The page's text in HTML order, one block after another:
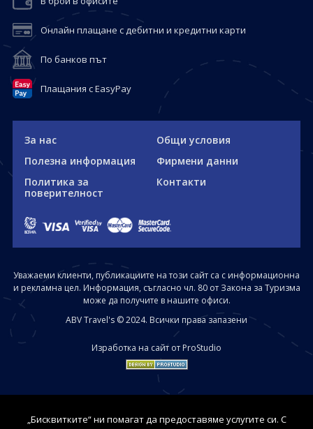
Онлайн плащане с дебитни и кредитни карти
По банков път
Плащания с EasyPay
За нас
Общи условия
Полезна информация
Фирмени данни
Политика за
поверителност
Контакти
Уважаеми клиенти, публикациите на този сайт са с информационна
и рекламна цел. Информация, съгласно чл. 80 от Закона за Туризма
може да получите в нашите офиси.
ABV Travel's © 2024. Всички права запазени
Изработка на сайт от ProStudio
„Бисквитките“ ни помагат да предоставяме услугите си. С